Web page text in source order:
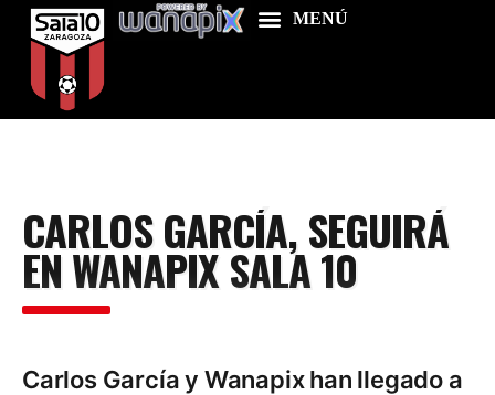
Food & Drink
Features
News
CARLOS GARCÍA, SEGUIRÁ
EN WANAPIX SALA 10
Carlos García y Wanapix han llegado a